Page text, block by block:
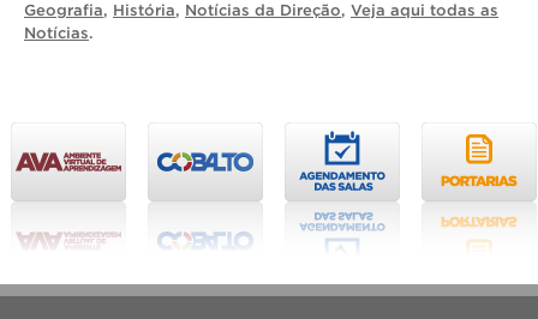
Geografia, História, Notícias da Direção, Veja aqui todas as
Notícias.